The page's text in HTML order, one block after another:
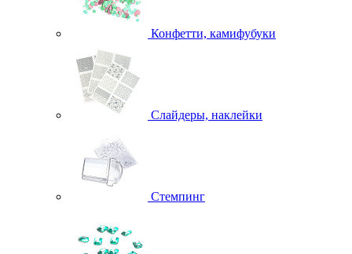
Конфетти, камифубуки
Слайдеры, наклейки
Стемпинг